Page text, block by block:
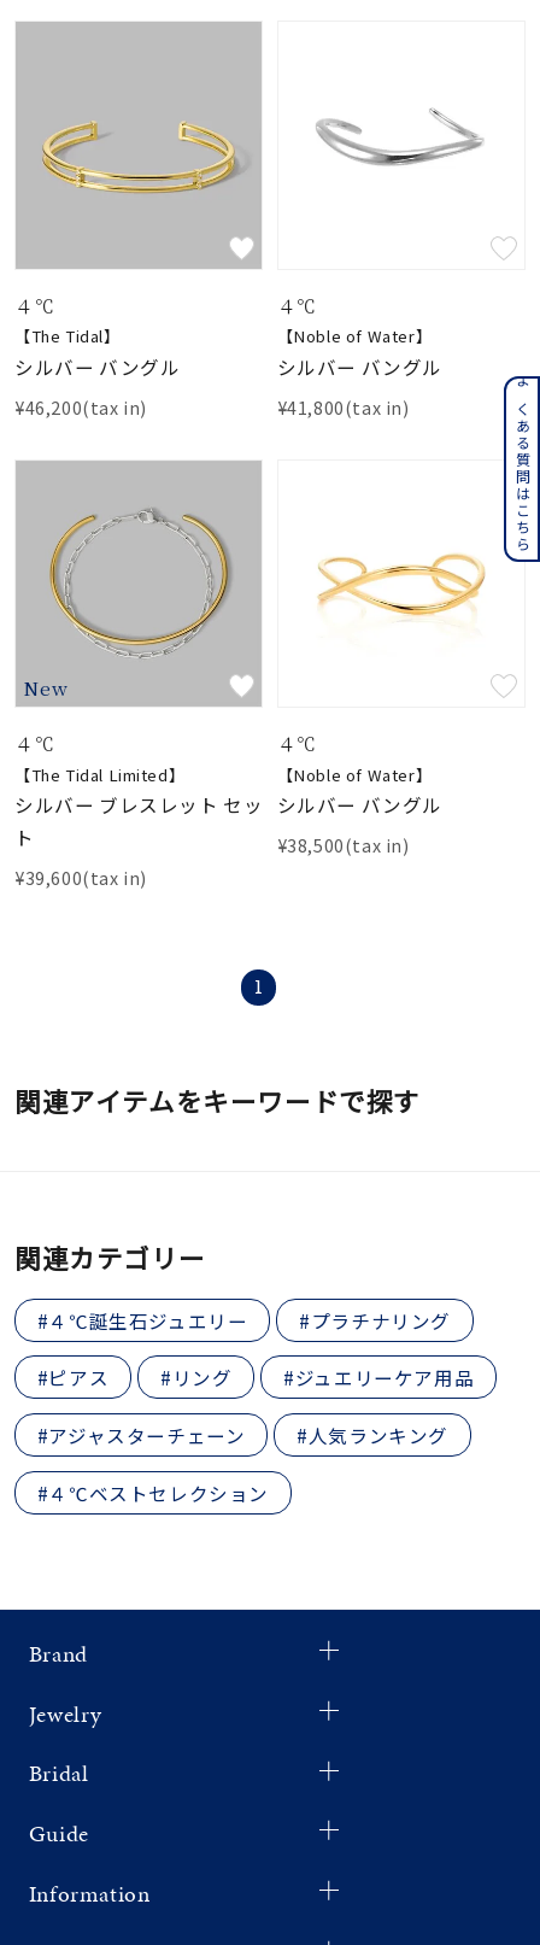
４℃
【The Tidal】
シルバー バングル
¥46,200(tax in)
４℃
【Noble of Water】
シルバー バングル
¥41,800(tax in)
New
４℃
【The Tidal Limited】
シルバー ブレスレット セッ
ト
¥39,600(tax in)
４℃
【Noble of Water】
シルバー バングル
¥38,500(tax in)
1
関連アイテムをキーワードで探す
関連カテゴリー
#４℃誕生石ジュエリー #プラチナリング
#ピアス #リング #ジュエリーケア用品
#アジャスターチェーン #人気ランキング
#４℃ベストセレクション
Brand
Jewelry
Bridal
Guide
Information
よくある質問はこちら